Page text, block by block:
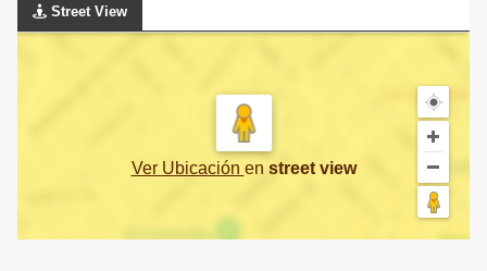
Street View
Ver Ubicación en street view